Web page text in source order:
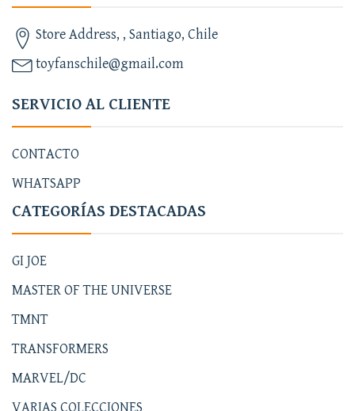
Store Address, , Santiago, Chile
toyfanschile@gmail.com
SERVICIO AL CLIENTE
CONTACTO
WHATSAPP
CATEGORÍAS DESTACADAS
GI JOE
MASTER OF THE UNIVERSE
TMNT
TRANSFORMERS
MARVEL/DC
VARIAS COLECCIONES